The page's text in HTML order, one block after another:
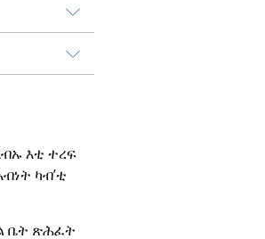
እቲ ተረፍ
ካብ’ቲ
ቤት ጽሕፈት